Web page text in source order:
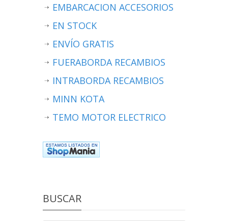
EMBARCACION ACCESORIOS
EN STOCK
ENVÍO GRATIS
FUERABORDA RECAMBIOS
INTRABORDA RECAMBIOS
MINN KOTA
TEMO MOTOR ELECTRICO
BUSCAR